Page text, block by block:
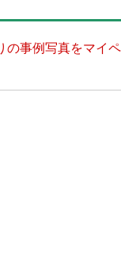
の事例写真をマイ